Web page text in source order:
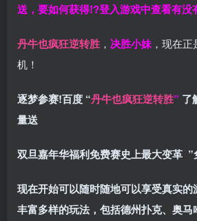
送，要如何获得!?登入游戏中查看有没
丹牛也疯狂逆转胜 ， 决胜小妹 ，现在
机！
逐梦参赛!百度 “丹牛也疯狂逆转胜” 了
量送
双旦嘉年华福利免费赛史上最大变革 ”
现在开始可以随时随地可以享受真实
丰富多样的玩法，包括德州扑克、奥